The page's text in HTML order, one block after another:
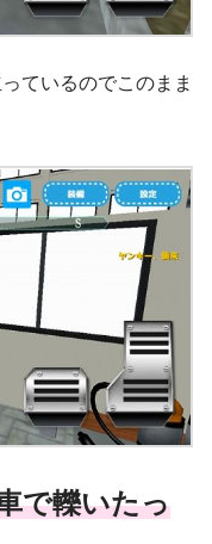
ているのでこのまま
で轢いたっ